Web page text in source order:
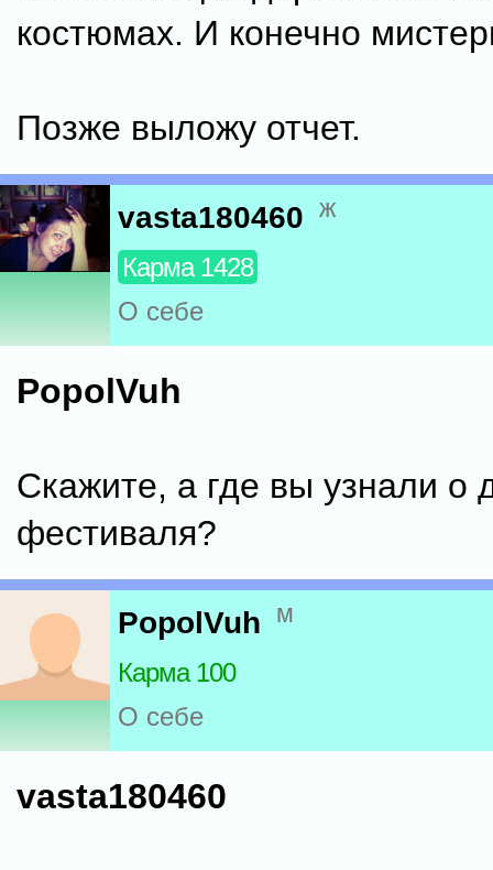
костюмах. И конечно
Позже выложу отчет.
vasta180460 ж
Карма 1428
О себе
PopolVuh
Скажите, а где вы узнали о
фестиваля?
PopolVuh м
Карма 100
О себе
vasta180460